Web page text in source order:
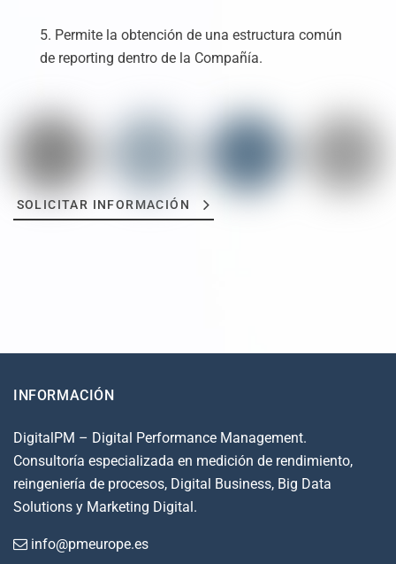
5. Permite la obtención de una estructura común
de reporting dentro de la Compañía.
SOLICITAR INFORMACIÓN
INFORMACIÓN
DigitalPM – Digital Performance Management.
Consultoría especializada en medición de rendimiento,
reingeniería de procesos, Digital Business, Big Data
Solutions y Marketing Digital.
info@pmeurope.es